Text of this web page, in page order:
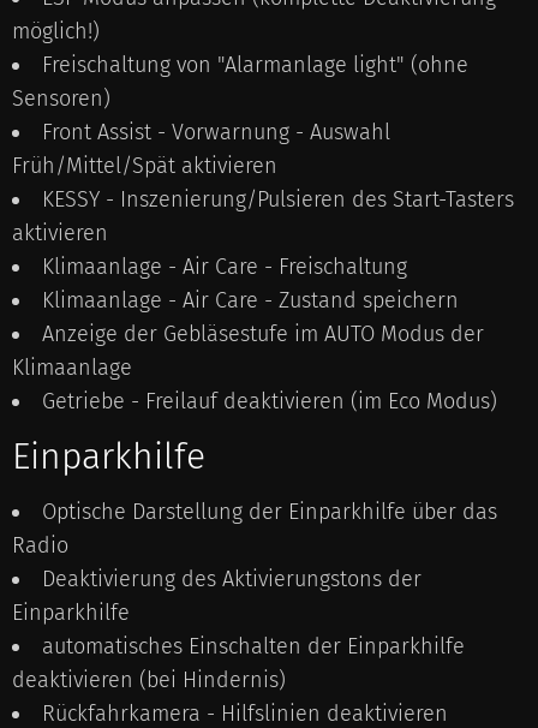
möglich!)
Freischaltung von "Alarmanlage light" (ohne
Sensoren)
Front Assist - Vorwarnung - Auswahl
Früh/Mittel/Spät aktivieren
KESSY - Inszenierung/Pulsieren des Start-Tasters
aktivieren
Klimaanlage - Air Care - Freischaltung
Klimaanlage - Air Care - Zustand speichern
Anzeige der Gebläsestufe im AUTO Modus der
Klimaanlage
Getriebe - Freilauf deaktivieren (im Eco Modus)
Einparkhilfe
Optische Darstellung der Einparkhilfe über das
Radio
Deaktivierung des Aktivierungstons der
Einparkhilfe
automatisches Einschalten der Einparkhilfe
deaktivieren (bei Hindernis)
Rückfahrkamera - Hilfslinien deaktivieren